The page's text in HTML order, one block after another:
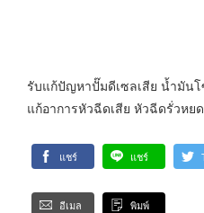
รับแก้ปัญหาปั๊มดีเซลเสีย น้ำมัน
แก้อาการหัวฉีดเสีย หัวฉีดรั่วหย
แชร์ แชร์
อีเมล พิมพ์